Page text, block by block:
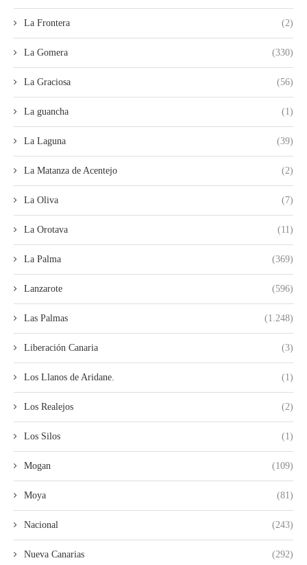
La Frontera (2)
La Gomera (330)
La Graciosa (56)
La guancha (1)
La Laguna (39)
La Matanza de Acentejo (2)
La Oliva (7)
La Orotava (11)
La Palma (369)
Lanzarote (596)
Las Palmas (1.248)
Liberación Canaria (3)
Los Llanos de Aridane. (1)
Los Realejos (2)
Los Silos (1)
Mogan (109)
Moya (81)
Nacional (243)
Nueva Canarias (292)